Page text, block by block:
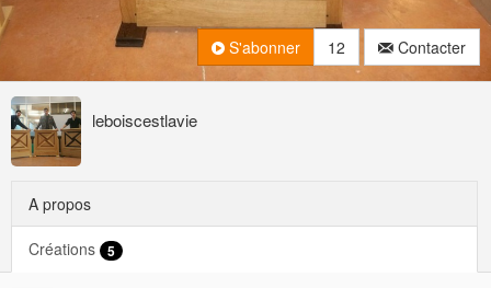
leboiscestlavie
S'abonner 12 Contacter
A propos
Créations 5